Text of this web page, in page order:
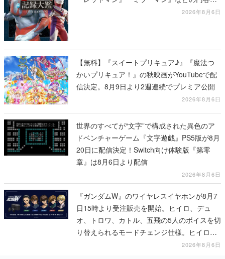
2026年8月6日
【無料】『スイートプリキュア♪』『魔法つ
かいプリキュア！』の秋映画がYouTubeで配
信決定。8月9日より2週連続でプレミア公開
2026年8月6日
世界のすべてが“文字”で構成された異色のア
ドベンチャーゲーム『文字遊戯』PS5版が8月
20日に配信決定！Switch向け体験版『第零
章』は8月6日より配信
2026年8月6日
『ガンダムW』のワイヤレスイヤホンが8月7
日15時より受注販売を開始。ヒイロ、デュ
オ、トロワ、カトル、五飛の5人のボイスを切
り替えられるモードチェンジ仕様。ヒイロが
「お前を殺す」「死ぬほど痛いぞ」とささや
2026年8月6日